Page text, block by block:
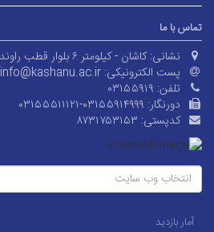
تماس با ما
نشانی: کاشان - کیلومتر ۶ بلوار قطب راوندی
پست الکترونیکی: info@kashanu.ac.ir
تلفن: ۰۳۱۵۵۹۱۹
دورنگار: ۰۳۱۵۵۵۱۱۱۲۱-۰۳۱۵۵۹۱۴۹۹۹
کدپستی: ۸۷۳۱۷۵۳۱۵۳
انتخاب وب سایت
آمار بازدید